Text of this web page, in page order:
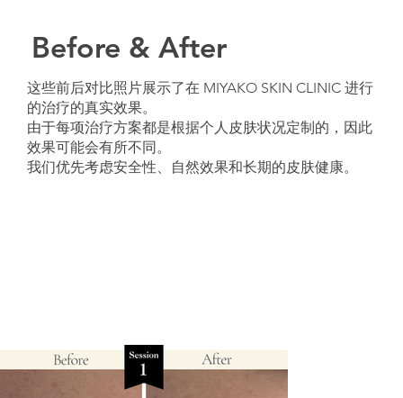
Before & After
这些前后对比照片展示了在 MIYAKO SKIN CLINIC 进行
的治疗的真实效果。
由于每项治疗方案都是根据个人皮肤状况定制的，因此
效果可能会有所不同。
我们优先考虑安全性、自然效果和长期的皮肤健康。